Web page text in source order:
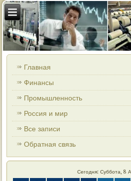
Главная
Финансы
Промышленность
Россия и мир
Все записи
Обратная связь
Сегодня: Суббота, 8